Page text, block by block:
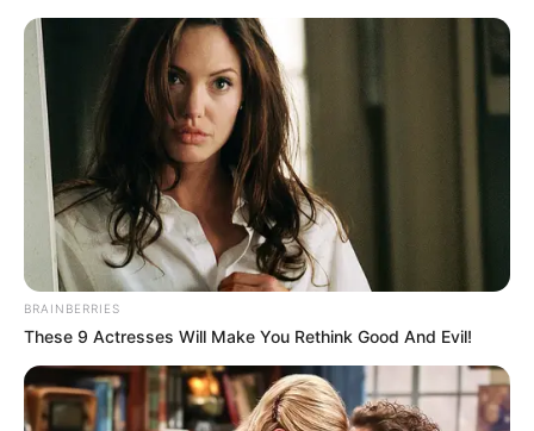
Muffins
Muffins - Grundrezept und Abwandlungen (für 6
Portionen):
Dieses Grundrezept habe ich aufwww.chefkoch.de
entdeckt und nun schon viele Male in vielen Varianten
Zutaten:
BRAINBERRIES
These 9 Actresses Will Make You Rethink Good And Evil!